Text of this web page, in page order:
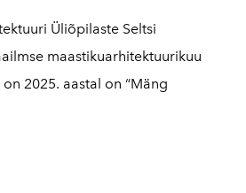
Üliõpilaste Seltsi
maastikuarhitektuurikuu
2025. aastal on “Mäng